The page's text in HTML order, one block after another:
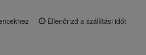
Ellenőrizd a szállítási időt